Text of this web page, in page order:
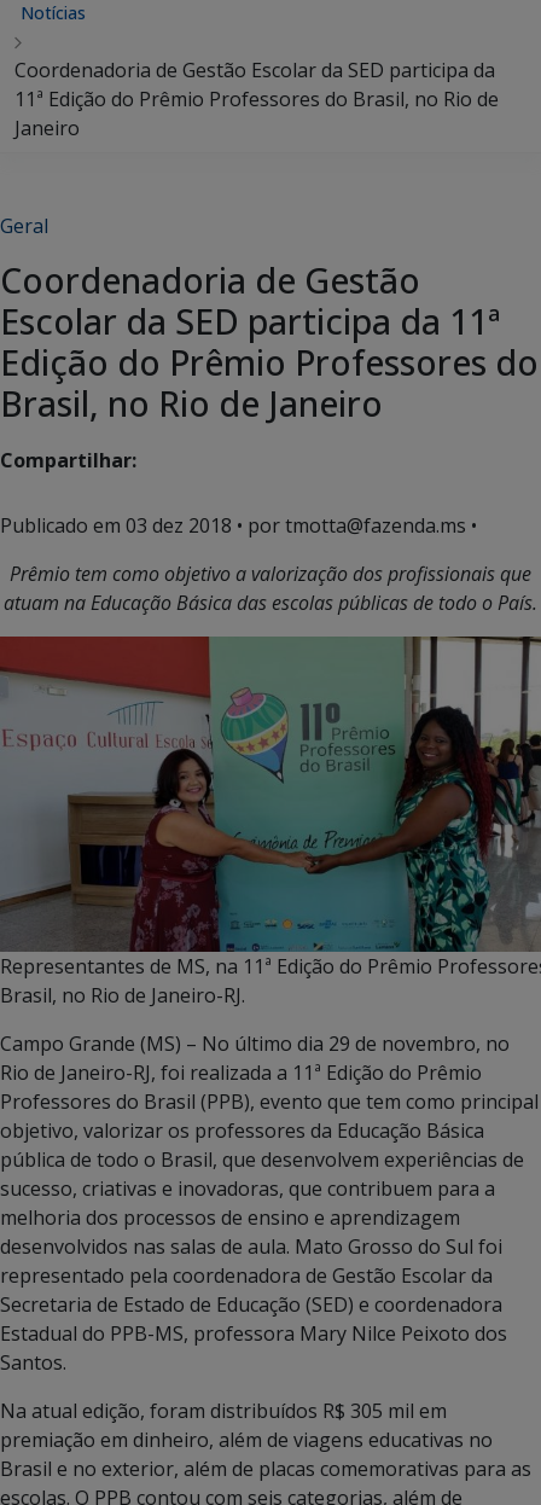
Notícias
Coordenadoria de Gestão Escolar da SED participa da
11ª Edição do Prêmio Professores do Brasil, no Rio de
Janeiro
Geral
Coordenadoria de Gestão
Escolar da SED participa da 11ª
Edição do Prêmio Professores do
Brasil, no Rio de Janeiro
Compartilhar:
Publicado em 03 dez 2018 • por tmotta@fazenda.ms •
Prêmio tem como objetivo a valorização dos profissionais que
atuam na Educação Básica das escolas públicas de todo o País.
Representantes de MS, na 11ª Edição do Prêmio
Brasil, no Rio de Janeiro-RJ.
Campo Grande (MS) – No último dia 29 de novembro, no
Rio de Janeiro-RJ, foi realizada a 11ª Edição do Prêmio
Professores do Brasil (PPB), evento que tem como principal
objetivo, valorizar os professores da Educação Básica
pública de todo o Brasil, que desenvolvem experiências de
sucesso, criativas e inovadoras, que contribuem para a
melhoria dos processos de ensino e aprendizagem
desenvolvidos nas salas de aula. Mato Grosso do Sul foi
representado pela coordenadora de Gestão Escolar da
Secretaria de Estado de Educação (SED) e coordenadora
Estadual do PPB-MS, professora Mary Nilce Peixoto dos
Santos.
Na atual edição, foram distribuídos R$ 305 mil em
premiação em dinheiro, além de viagens educativas no
Brasil e no exterior, além de placas comemorativas para as
escolas. O PPB contou com seis categorias, além de